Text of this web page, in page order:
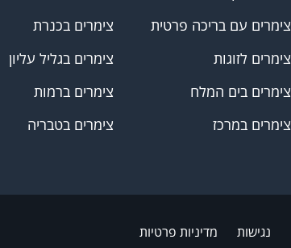
צימרים עם בריכה פרטית
צימרים לזוגות
צימרים בים המלח
צימרים במרכז
צימרים בכנרת
צימרים בגליל עליון
צימרים ברמות
צימרים בטבריה
נגישות מדיניות פרטיות